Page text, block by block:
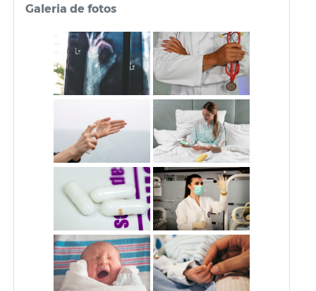
Galeria de fotos